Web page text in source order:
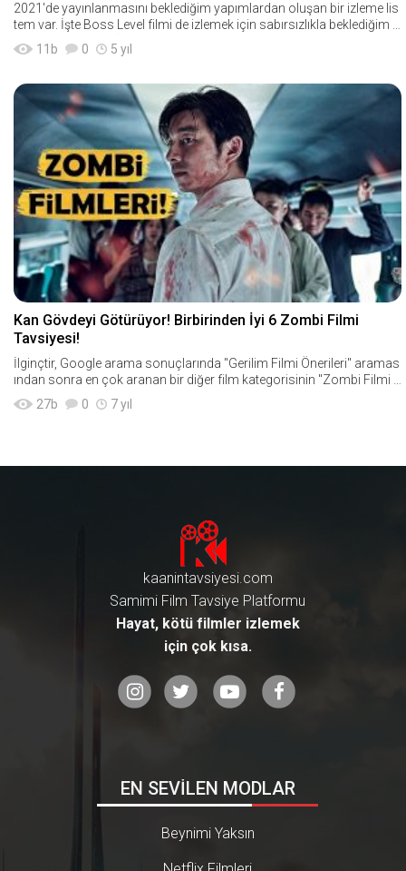
2021'de yayınlanmasını beklediğim yapımlardan oluşan bir izleme lis
tem var. İşte Boss Level filmi de izlemek için sabırsızlıkla beklediğim fi
lmler arasındaydı. İlk fırsa
11 b 0 5 yıl
Kan Gövdeyi Götürüyor! Birbirinden İyi 6 Zombi Filmi
Tavsiyesi!
İlginçtir, Google arama sonuçlarında "Gerilim Filmi Önerileri" aramas
ından sonra en çok aranan bir diğer film kategorisinin "Zombi Filmi &
O
27b 0 7 yıl
kaanintavsiyesi.com
Samimi Film Tavsiye Platformu
Hayat, kötü filmler izlemek
için çok kısa.
EN SEVİLEN MODLAR
Beynimi Yaksın